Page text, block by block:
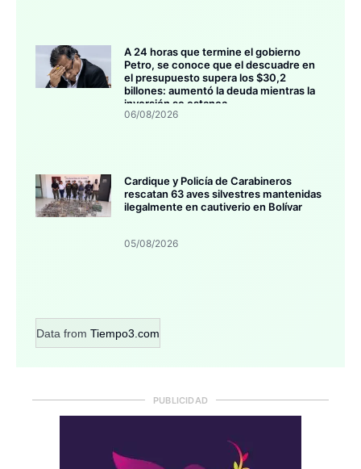
A 24 horas que termine el gobierno
Petro, se conoce que el descuadre en
el presupuesto supera los $30,2
billones: aumentó la deuda mientras la
inversión se estanca
06/08/2026
Cardique y Policía de Carabineros
rescatan 63 aves silvestres mantenidas
ilegalmente en cautiverio en Bolívar
05/08/2026
Data from Tiempo3.com
PUBLICIDAD